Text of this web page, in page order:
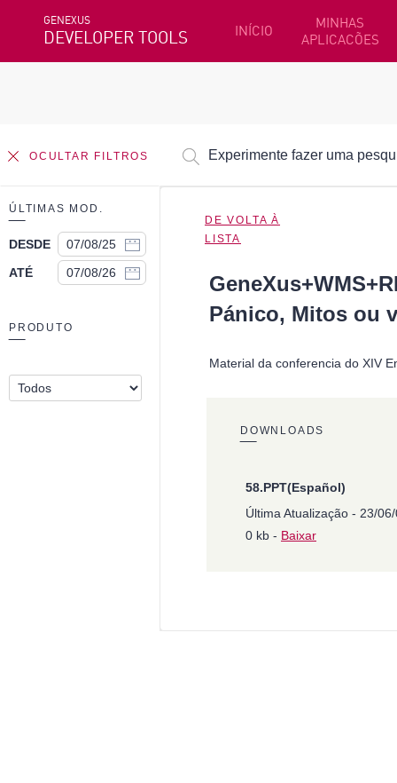
GENEXUS
DEVELOPER TOOLS INÍCIO
MINHAS
APLICACÕES